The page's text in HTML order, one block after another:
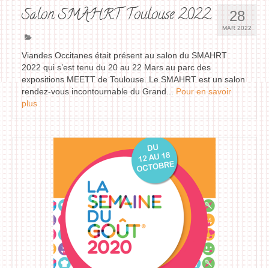
28
MAR 2022
Salon SMAHRT Toulouse 2022
Viandes Occitanes était présent au salon du SMAHRT
2022 qui s’est tenu du 20 au 22 Mars au parc des
expositions MEETT de Toulouse. Le SMAHRT est un salon
rendez-vous incontournable du Grand... Pour en savoir
plus